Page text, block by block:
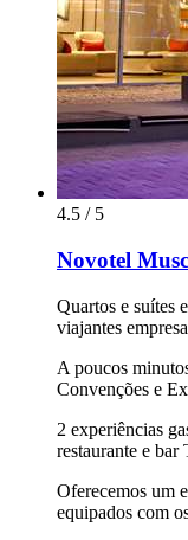
4.5 / 5
Novotel
Quartos e suítes
viajantes
A poucos
Convenções e
2 experiências
restaurante e bar
Oferecemos um
equipados com